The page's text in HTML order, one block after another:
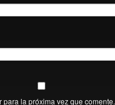
la próxima vez que comente.